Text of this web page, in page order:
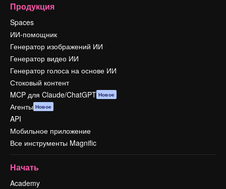
Продукция
Spaces
ИИ-помощник
Генератор изображений ИИ
Генератор видео ИИ
Генератор голоса на основе ИИ
Стоковый контент
MCP для Claude/ChatGPT Новое
Агенты Новое
API
Мобильное приложение
Все инструменты Magnific
Начать
Academy